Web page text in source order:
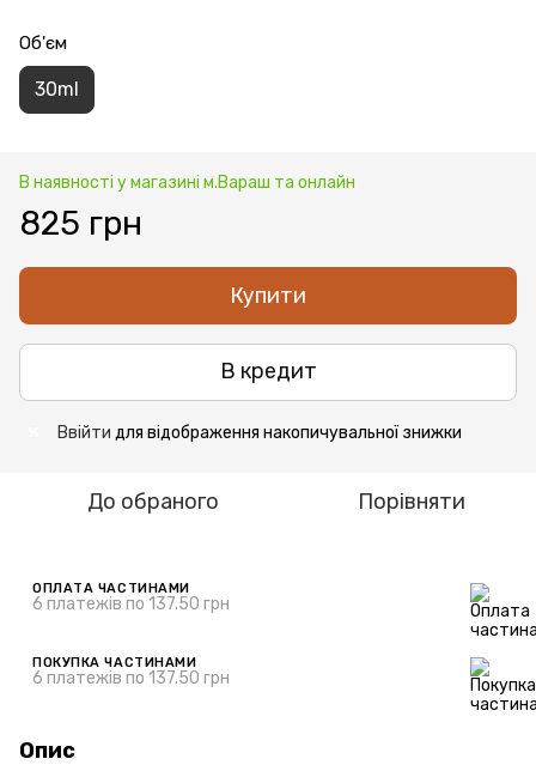
Об'єм
30ml
В наявності у магазині м.Вараш та онлайн
825 грн
Купити
В кредит
Ввійти для відображення накопичувальної знижки
До обраного Порівняти
ОПЛАТА ЧАСТИНАМИ
6 платежів по 137.50 грн
ПОКУПКА ЧАСТИНАМИ
6 платежів по 137.50 грн
Опис